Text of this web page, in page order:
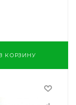
КОРЗИНУ